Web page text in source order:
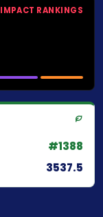
IMPACT RANKINGS
#1388
3537.5